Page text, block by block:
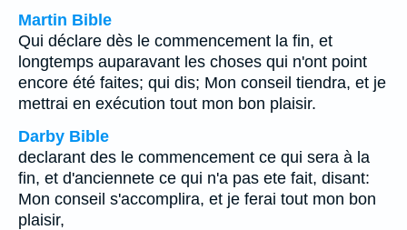
Martin Bible
Qui déclare dès le commencement la fin, et
longtemps auparavant les choses qui n'ont point
encore été faites; qui dis; Mon conseil tiendra, et je
mettrai en exécution tout mon bon plaisir.
Darby Bible
declarant des le commencement ce qui sera à la
fin, et d'anciennete ce qui n'a pas ete fait, disant:
Mon conseil s'accomplira, et je ferai tout mon bon
plaisir,